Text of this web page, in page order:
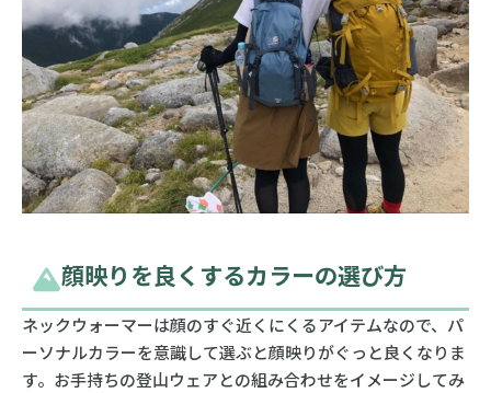
顔映りを良くするカラーの選び方
ネックウォーマーは顔のすぐ近くにくるアイテムなので、パ
ーソナルカラーを意識して選ぶと顔映りがぐっと良くなりま
す。お手持ちの登山ウェアとの組み合わせをイメージしてみ